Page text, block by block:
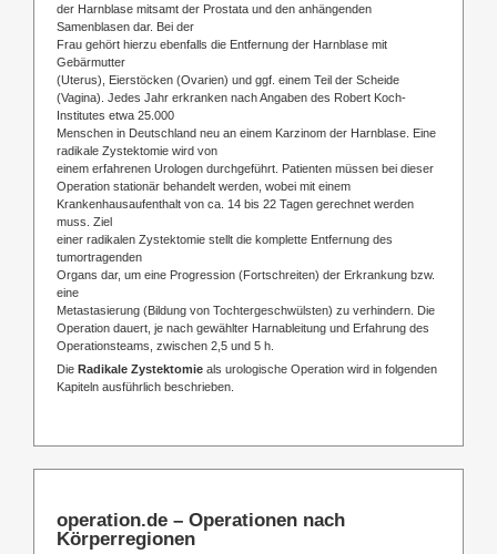
der Harnblase mitsamt der Prostata und den anhängenden
Samenblasen dar. Bei der
Frau gehört hierzu ebenfalls die Entfernung der Harnblase mit
Gebärmutter
(Uterus), Eierstöcken (Ovarien) und ggf. einem Teil der Scheide
(Vagina). Jedes Jahr erkranken nach Angaben des Robert Koch-
Institutes etwa 25.000
Menschen in Deutschland neu an einem Karzinom der Harnblase. Eine
radikale Zystektomie wird von
einem erfahrenen Urologen durchgeführt. Patienten müssen bei dieser
Operation stationär behandelt werden, wobei mit einem
Krankenhausaufenthalt von ca. 14 bis 22 Tagen gerechnet werden
muss. Ziel
einer radikalen Zystektomie stellt die komplette Entfernung des
tumortragenden
Organs dar, um eine Progression (Fortschreiten) der Erkrankung bzw.
eine
Metastasierung (Bildung von Tochtergeschwülsten) zu verhindern. Die
Operation dauert, je nach gewählter Harnableitung und Erfahrung des
Operationsteams, zwischen 2,5 und 5 h.
Die Radikale Zystektomie als urologische Operation wird in folgenden
Kapiteln ausführlich beschrieben.
operation.de – Operationen nach
Körperregionen